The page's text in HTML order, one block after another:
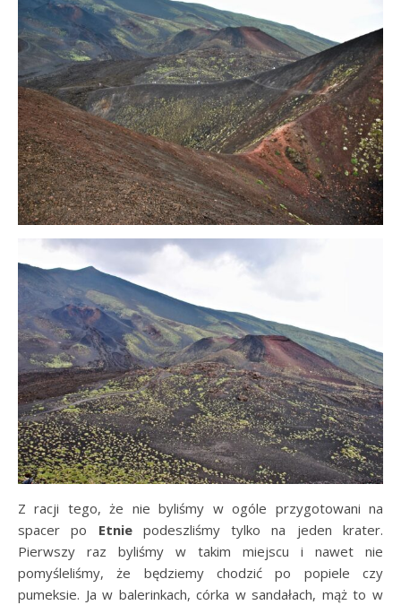
Z racji tego, że nie byliśmy w ogóle przygotowani na
spacer po Etnie podeszliśmy tylko na jeden krater.
Pierwszy raz byliśmy w takim miejscu i nawet nie
pomyśleliśmy, że będziemy chodzić po popiele czy
pumeksie. Ja w balerinkach, córka w sandałach, mąż to w